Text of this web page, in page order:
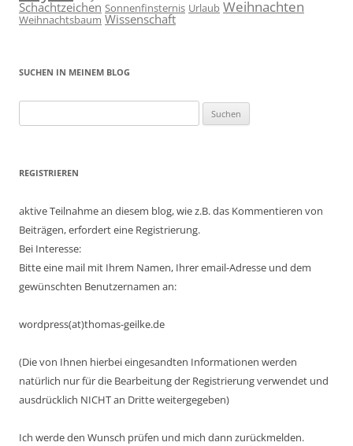
Schachtzeichen Sonnenfinsternis Urlaub Weihnachten
Weihnachtsbaum Wissenschaft
SUCHEN IN MEINEM BLOG
nach:
REGISTRIEREN
aktive Teilnahme an diesem blog, wie z.B. das Kommentieren von
Beiträgen, erfordert eine Registrierung.
Bei Interesse:
Bitte eine mail mit Ihrem Namen, Ihrer email-Adresse und dem
gewünschten Benutzernamen an:
wordpress(at)thomas-geilke.de
(Die von Ihnen hierbei eingesandten Informationen werden
natürlich nur für die Bearbeitung der Registrierung verwendet und
ausdrücklich NICHT an Dritte weitergegeben)
Ich werde den Wunsch prüfen und mich dann zurückmelden.